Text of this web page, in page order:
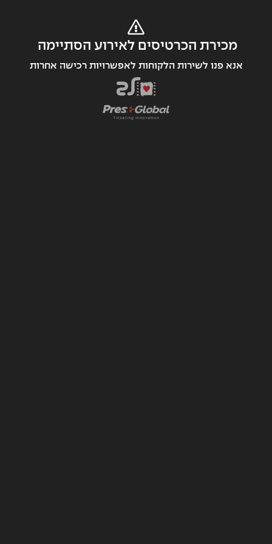
מכירת הכרטיסים לאירוע הסתיימה
אנא פנו לשירות הלקוחות לאפשרויות רכישה אחרות